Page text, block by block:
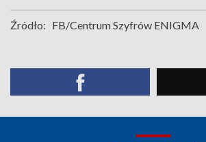
Źródło: FB/Centrum Szyfrów ENIGMA